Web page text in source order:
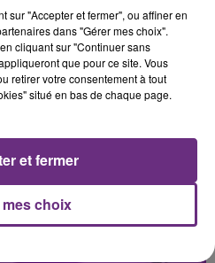
sur "Accepter et fermer", ou affiner en
dans "Gérer mes choix".
cliquant sur "Continuer sans
que pour ce site. Vous
retirer votre consentement à tout
situé en bas de chaque page.
mes choix
et fermer